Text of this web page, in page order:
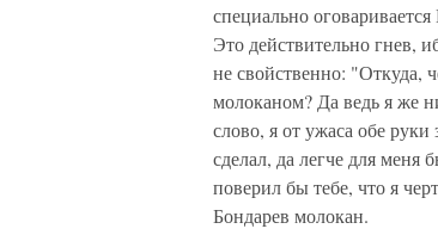
специально
Это действительно гнев,
не свойственно: "Откуда,
молоканом? Да ведь я же
слово, я от ужаса обе
сделал, да легче для
поверил бы тебе, что я
Бондарев молокан.